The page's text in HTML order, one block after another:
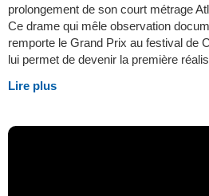
prolongement de son court métrage
Ce drame qui mêle observation
remporte le Grand Prix au festival de
lui permet de devenir la première
Lire plus